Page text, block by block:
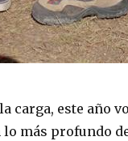
carga, este año
más profundo